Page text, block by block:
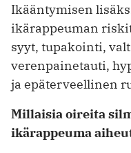
Ikääntymisen
ikärappeuman
syyt, tupakointi,
verenpainetauti,
ja epäterveellinen
Millaisia oireita
ikärappeuma